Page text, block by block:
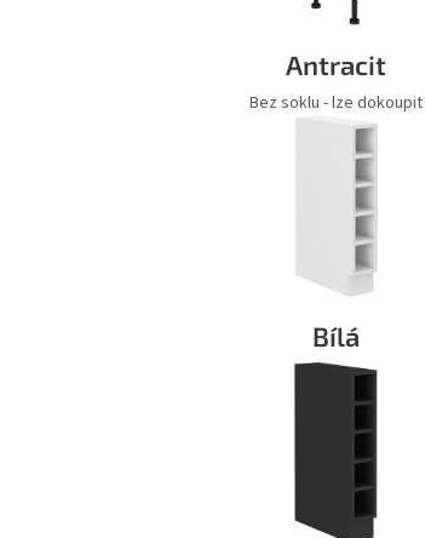
Antracit
Bez soklu - lze dokoupit
Bílá